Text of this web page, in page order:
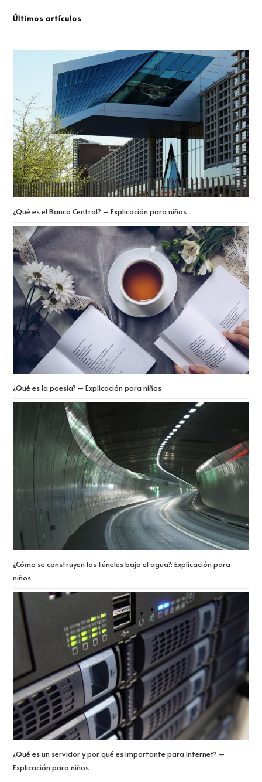
Últimos artículos
¿Qué es el Banco Central? – Explicación para niños
¿Qué es la poesía? – Explicación para niños
¿Cómo se construyen los túneles bajo el agua?: Explicación para
niños
¿Qué es un servidor y por qué es importante para Internet? –
Explicación para niños